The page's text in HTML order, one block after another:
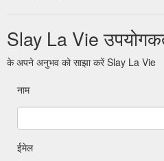
Slay La Vie
के अपने अनुभव को साझा करें Slay La Vie
नाम
ईमेल